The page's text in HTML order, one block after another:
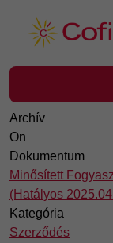
Archív
On
Dokumentum
Minősített
(Hatályos
Kategória
Szerződés